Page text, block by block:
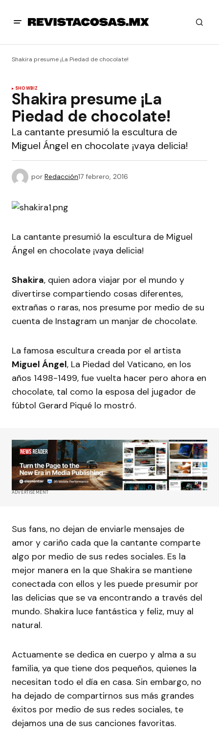
Shakira presume ¡La Piedad de chocolate!
SHOWBIZ
Shakira presume ¡La
Piedad de chocolate!
La cantante presumió la escultura de
Miguel Ángel en chocolate ¡vaya delicia!
por Redacción17 febrero, 2016
La cantante presumió la escultura de Miguel
Ángel en chocolate ¡vaya delicia!
Shakira, quien adora viajar por el mundo y
divertirse compartiendo cosas diferentes,
extrañas o raras, nos presume por medio de su
cuenta de Instagram un manjar de chocolate.
La famosa escultura creada por el artista
Miguel Ángel, La Piedad del Vaticano, en los
años 1498-1499, fue vuelta hacer pero ahora en
chocolate, tal como la esposa del jugador de
fúbtol Gerard Piqué lo mostró.
ADVERTISEMENT
Sus fans, no dejan de enviarle mensajes de
amor y cariño cada que la cantante comparte
algo por medio de sus redes sociales. Es la
mejor manera en la que Shakira se mantiene
conectada con ellos y les puede presumir por
las delicias que se va encontrando a través del
mundo. Shakira luce fantástica y feliz, muy al
natural.
Actuamente se dedica en cuerpo y alma a su
familia, ya que tiene dos pequeños, quienes la
necesitan todo el día en casa. Sin embargo, no
ha dejado de compartirnos sus más grandes
éxitos por medio de sus redes sociales, te
dejamos una de sus canciones favoritas.